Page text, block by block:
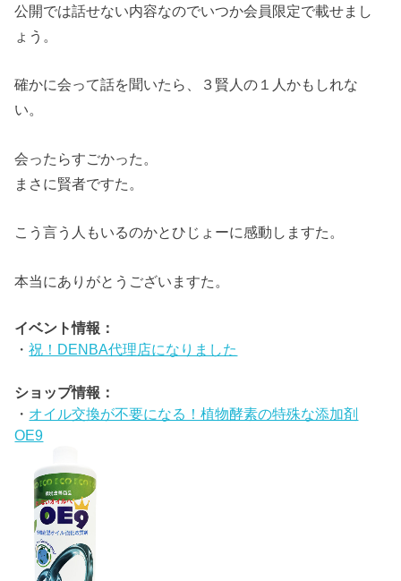
公開では話せない内容なのでいつか会員限定で載せまし
ょう。
確かに会って話を聞いたら、３賢人の１人かもしれな
い。
会ったらすごかった。
まさに賢者ですた。
こう言う人もいるのかとひじょーに感動しますた。
本当にありがとうございますた。
イベント情報：
・祝！DENBA代理店になりました
ショップ情報：
・ オイル交換が不要になる！植物酵素の特殊な添加剤
OE9